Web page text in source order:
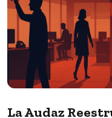
La Audaz